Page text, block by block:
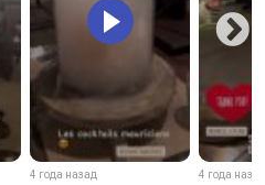
4 года назад 4 года назад